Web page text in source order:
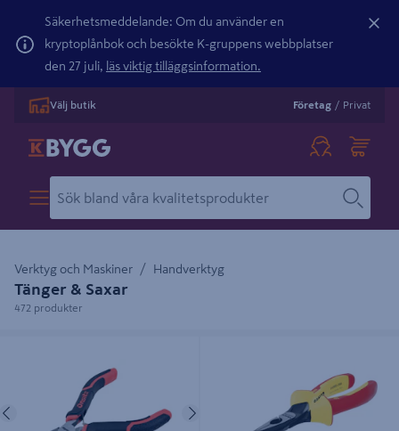
Säkerhetsmeddelande: Om du använder en
kryptoplånbok och besökte K-gruppens webbplatser
den 27 juli, läs viktig tilläggsinformation.
Välj butik Företag / Privat
Verktyg och Maskiner Handverktyg
Tänger & Saxar
472 produkter
Föregående